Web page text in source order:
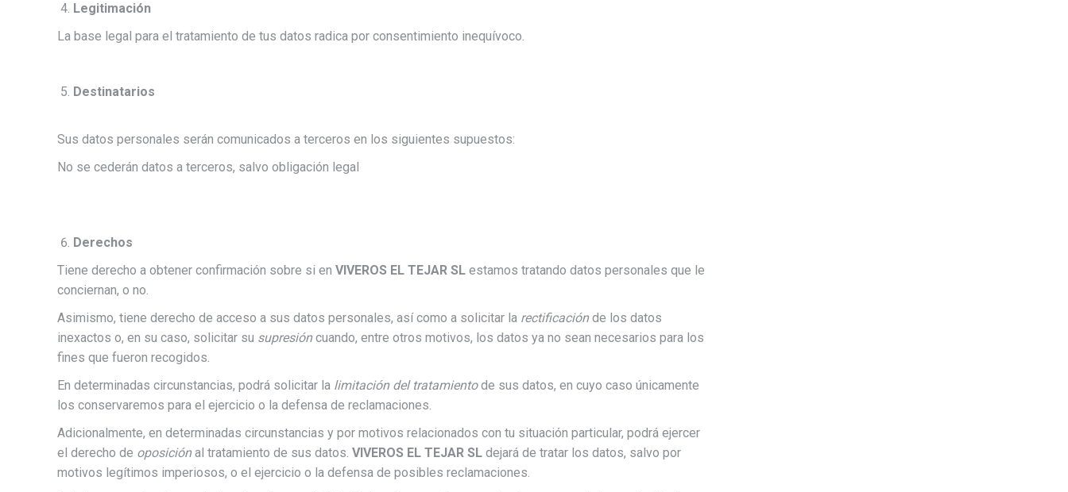
Legitimación
La base legal para el tratamiento de tus datos radica por consentimiento inequívoco.
Destinatarios
Sus datos personales serán comunicados a terceros en los siguientes supuestos:
No se cederán datos a terceros, salvo obligación legal
Derechos
Tiene derecho a obtener confirmación sobre si en VIVEROS EL TEJAR SL estamos tratando datos personales que le
conciernan, o no.
Asimismo, tiene derecho de acceso a sus datos personales, así como a solicitar la rectificaciónde los datos
inexactos o, en su caso, solicitar su supresióncuando, entre otros motivos, los datos ya no sean necesarios para los
fines que fueron recogidos.
En determinadas circunstancias, podrá solicitar la limitación del tratamientode sus datos, en cuyo caso únicamente
los conservaremos para el ejercicio o la defensa de reclamaciones.
Adicionalmente, en determinadas circunstancias y por motivos relacionados con tu situación particular, podrá ejercer
el derecho de oposiciónal tratamiento de sus datos. VIVEROS EL TEJAR SL dejará de tratar los datos, salvo por
motivos legítimos imperiosos, o el ejercicio o la defensa de posibles reclamaciones.